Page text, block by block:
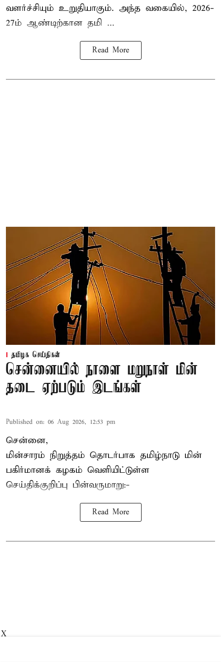
வளர்ச்சியும் உறுதியாகும். அந்த வகையில், 2026-
27ம் ஆண்டிற்கான தமி ...
Read More
தமிழக செய்திகள்
சென்னையில் நாளை மறுநாள் மின்
தடை ஏற்படும் இடங்கள்
Published on: 06 Aug 2026, 12:53 pm
சென்னை,
மின்சாரம் நிறுத்தம் தொடர்பாக தமிழ்நாடு மின்
பகிர்மானக் கழகம் வெளியிட்டுள்ள
செய்திக்குறிப்பு பின்வருமாறு:-
Read More
X